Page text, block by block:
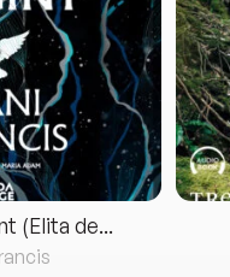
(Elita de...